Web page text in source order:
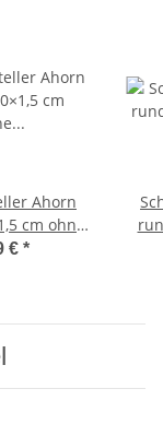
Ahorn
cm ohne
€ *